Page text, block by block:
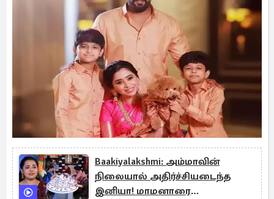
Baakiyalakshmi: அம்மாவின்
நிலையால் அதிர்ச்சியடைந்த
இனியா! மாமனாரை